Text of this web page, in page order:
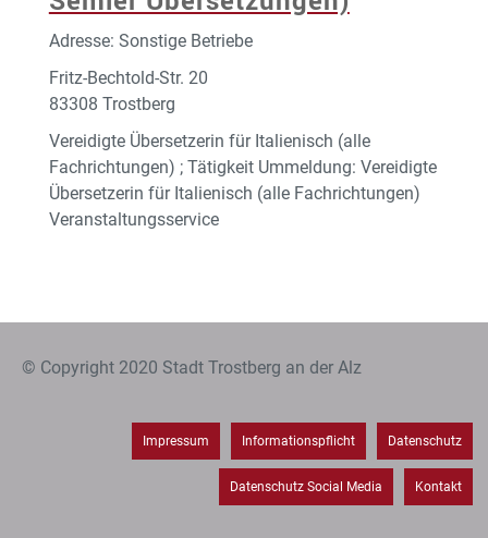
Adresse: Sonstige Betriebe
Fritz-Bechtold-Str. 20
83308 Trostberg
Vereidigte Übersetzerin für Italienisch (alle
Fachrichtungen) ; Tätigkeit Ummeldung: Vereidigte
Übersetzerin für Italienisch (alle Fachrichtungen)
Veranstaltungsservice
© Copyright 2020 Stadt Trostberg an der Alz
Impressum Informationspflicht Datenschutz
Datenschutz Social Media Kontakt